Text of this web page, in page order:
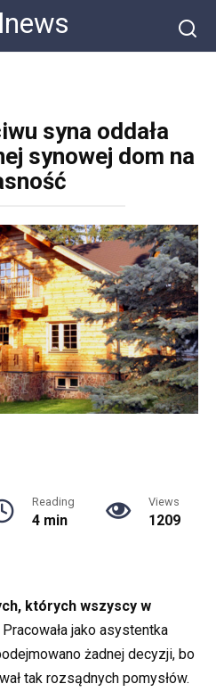
syna oddała
synowej dom na
Reading
4 min
Views
1209
których wszyscy w
Pracowała jako asystentka
żadnej decyzji, bo
tak rozsądnych pomysłów.